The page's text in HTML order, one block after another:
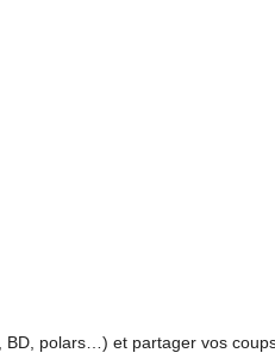
BD, polars…) et partager vos